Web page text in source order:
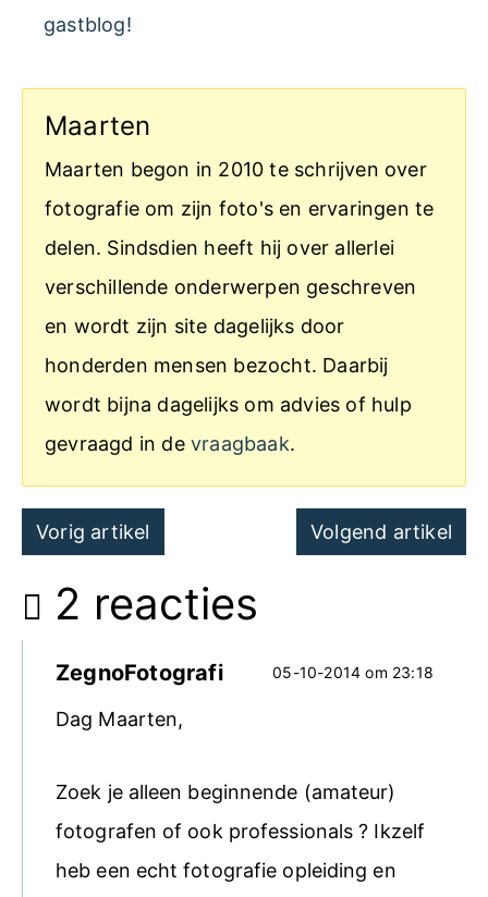
gastblog!
Maarten
Maarten begon in 2010 te schrijven over
fotografie om zijn foto's en ervaringen te
delen. Sindsdien heeft hij over allerlei
verschillende onderwerpen geschreven
en wordt zijn site dagelijks door
honderden mensen bezocht. Daarbij
wordt bijna dagelijks om advies of hulp
gevraagd in de vraagbaak.
Post
navigation
Vorig artikel Volgend artikel
2 reacties
ZegnoFotografi 05-10-2014 om 23:18
Dag Maarten,
Zoek je alleen beginnende (amateur)
fotografen of ook professionals ? Ikzelf
heb een echt fotografie opleiding en